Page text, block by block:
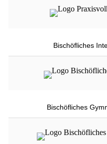
Bischöfliches
Bischöfliches